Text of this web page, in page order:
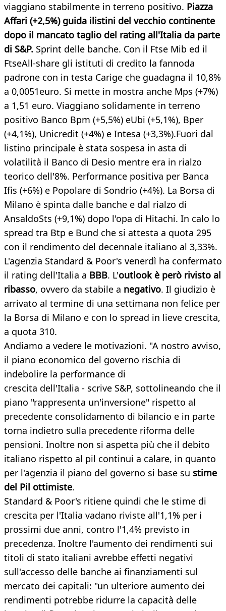
viaggiano stabilmente in terreno positivo. Piazza
Affari (+2,5%) guida ilistini del vecchio continente
dopo il mancato taglio del rating all'Italia da parte
di S&P. Sprint delle banche. Con il Ftse Mib ed il
FtseAll-share gli istituti di credito la fannoda
padrone con in testa Carige che guadagna il 10,8%
a 0,0051euro. Si mette in mostra anche Mps (+7%)
a 1,51 euro. Viaggiano solidamente in terreno
positivo Banco Bpm (+5,5%) eUbi (+5,1%), Bper
(+4,1%), Unicredit (+4%) e Intesa (+3,3%).Fuori dal
listino principale è stata sospesa in asta di
volatilità il Banco di Desio mentre era in rialzo
teorico dell'8%. Performance positiva per Banca
Ifis (+6%) e Popolare di Sondrio (+4%). La Borsa di
Milano è spinta dalle banche e dal rialzo di
AnsaldoSts (+9,1%) dopo l'opa di Hitachi. In calo lo
spread tra Btp e Bund che si attesta a quota 295
con il rendimento del decennale italiano al 3,33%.
L'agenzia Standard & Poor's venerdì ha confermato
il rating dell'Italia a BBB. L'outlook è però rivisto al
ribasso, ovvero da stabile a negativo. Il giudizio è
arrivato al termine di una settimana non felice per
la Borsa di Milano e con lo spread in lieve crescita,
a quota 310.
Andiamo a vedere le motivazioni. "A nostro avviso,
il piano economico del governo rischia di
indebolire la performance di
crescita dell'Italia - scrive S&P, sottolineando che il
piano "rappresenta un'inversione" rispetto al
precedente consolidamento di bilancio e in parte
torna indietro sulla precedente riforma delle
pensioni. Inoltre non si aspetta più che il debito
italiano rispetto al pil continui a calare, in quanto
per l'agenzia il piano del governo si base su stime
del Pil ottimiste.
Standard & Poor's ritiene quindi che le stime di
crescita per l'Italia vadano riviste all'1,1% per i
prossimi due anni, contro l'1,4% previsto in
precedenza. Inoltre l'aumento dei rendimenti sui
titoli di stato italiani avrebbe effetti negativi
sull'accesso delle banche ai finanziamenti sul
mercato dei capitali: "un ulteriore aumento dei
rendimenti potrebbe ridurre la capacità delle